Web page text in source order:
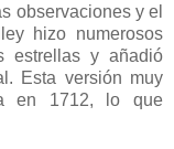
observaciones y el
hizo numerosos
estrellas y añadió
Esta versión muy
en 1712, lo que